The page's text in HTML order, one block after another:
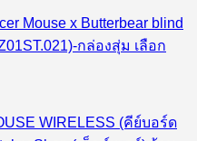
Mouse x Butterbear blind
กล่องสุ่ม เลือก